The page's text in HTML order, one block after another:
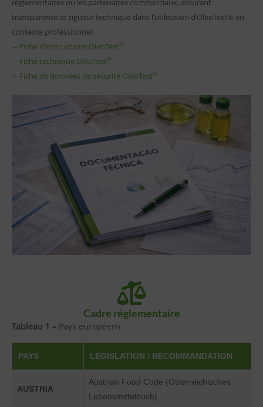
réglementaires ou les partenaires commerciaux, assurant
transparence et rigueur technique dans l’utilisation d’OleoTest® en
contexte professionnel.
– Fiche d’instructions OleoTest®
– Fiche technique OleoTest®
– Fiche de données de sécurité OleoTest®
Cadre réglementaire
Tableau 1 – Pays européens
PAYS LÉGISLATION / RECOMMANDATION
AUSTRIA
Austrian Food Code (Österreichisches
Lebensmittelbuch)